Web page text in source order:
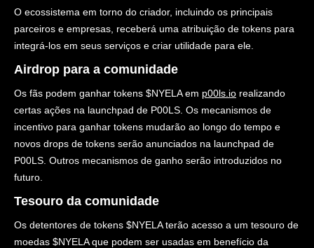
O ecossistema em torno do criador, incluindo os principais
parceiros e empresas, receberá uma atribuição de tokens para
integrá-los em seus serviços e criar utilidade para ele.
Airdrop para a comunidade
Os fãs podem ganhar tokens $NYELA em p00ls.io realizando
certas ações na launchpad de P00LS. Os mecanismos de
incentivo para ganhar tokens mudarão ao longo do tempo e
novos drops de tokens serão anunciados na launchpad de
P00LS. Outros mecanismos de ganho serão introduzidos no
futuro.
Tesouro da comunidade
Os detentores de tokens $NYELA terão acesso a um tesouro de
moedas $NYELA que podem ser usadas em benefício da